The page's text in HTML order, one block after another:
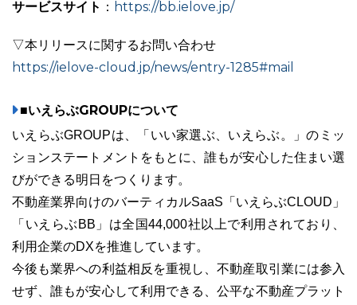
サービスサイト ： https://bb.ielove.jp/
▽本リリースに関するお問い合わせ
https://ielove-cloud.jp/news/entry-1285#mail
■いえらぶGROUPについて
いえらぶGROUPは、「いい家選ぶ、いえらぶ。」のミッ
ションステートメントをもとに、誰もが安心した住まい選
びができる明日をつくります。
不動産業界向けのバーティカルSaaS「いえらぶCLOUD」
「いえらぶBB」は全国44,000社以上で利用されており、
利用企業のDXを推進しています。
今後も業界への利益相反を重視し、不動産取引業には参入
せず、誰もが安心して利用できる、公平な不動産プラット